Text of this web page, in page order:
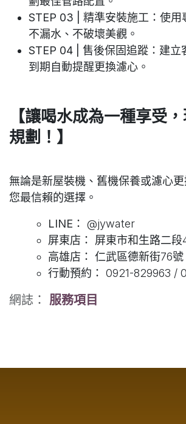
STEP 03 | 精準安裝施工 ：使
不漏水、不破壞美觀。
STEP 04 | 售後保固追蹤 ：建立
到期自動提醒更換濾心。
【讓喝水成為一種享受
規劃！】
無論是新屋裝機、舊機保養或濾心
您最信賴的選擇。
LINE： @jywater
屏東店：
屏東市和生路二段
高雄店： 仁武區德新街76號
行動預約： 0921-829963 /
網誌： 服務項目